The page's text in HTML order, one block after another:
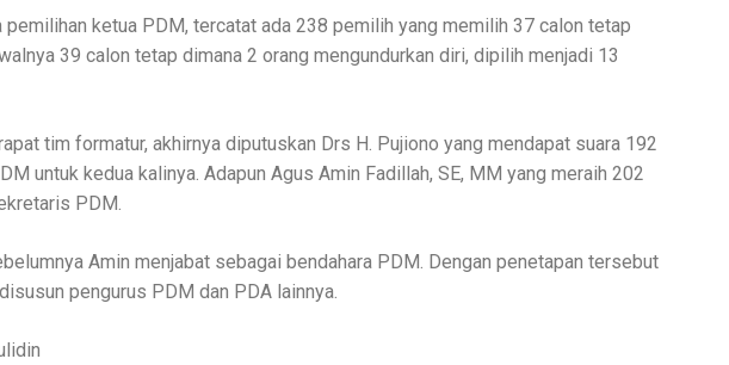
pemilihan ketua PDM, tercatat ada 238 pemilih yang memilih 37 calon tetap
39 calon tetap dimana 2 orang mengundurkan diri, dipilih menjadi 13
tim formatur, akhirnya diputuskan Drs H. Pujiono yang mendapat suara 192
untuk kedua kalinya. Adapun Agus Amin Fadillah, SE, MM yang meraih 202
PDM.
Amin menjabat sebagai bendahara PDM. Dengan penetapan tersebut
pengurus PDM dan PDA lainnya.